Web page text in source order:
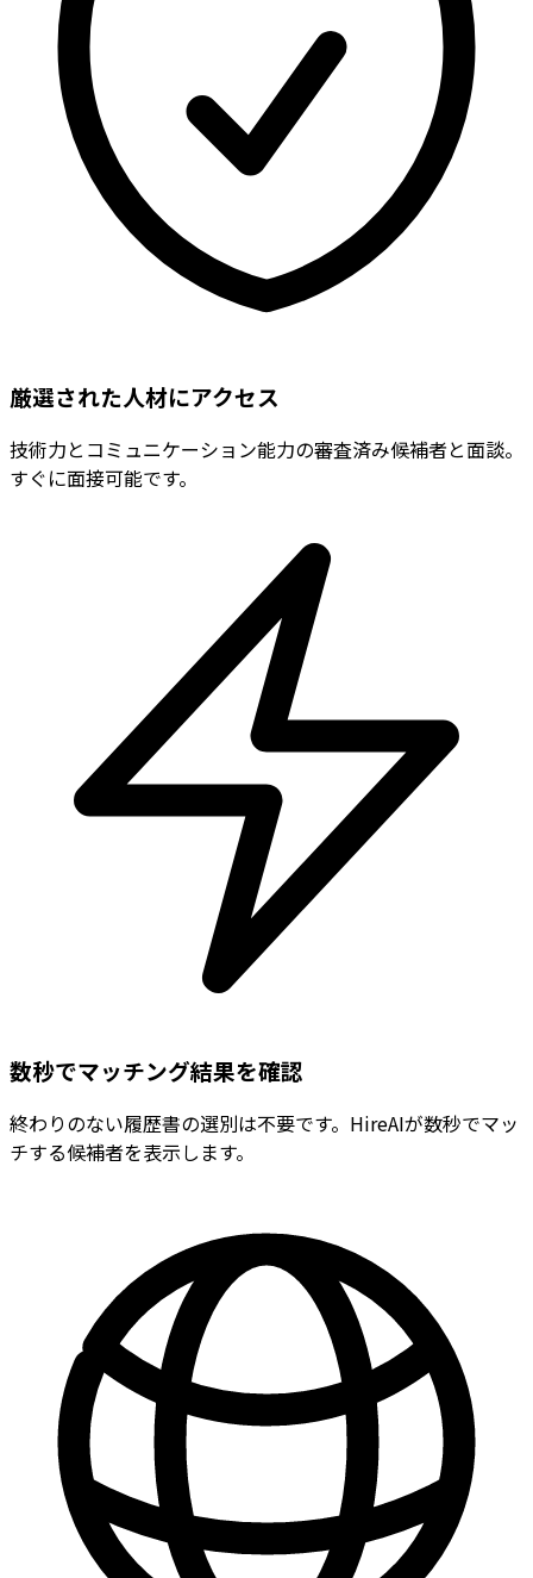
厳選された人材にアクセス
技術力とコミュニケーション能力の審査済み候補者と面談。
すぐに面接可能です。
数秒でマッチング結果を確認
終わりのない履歴書の選別は不要です。HireAIが数秒でマッ
チする候補者を表示します。